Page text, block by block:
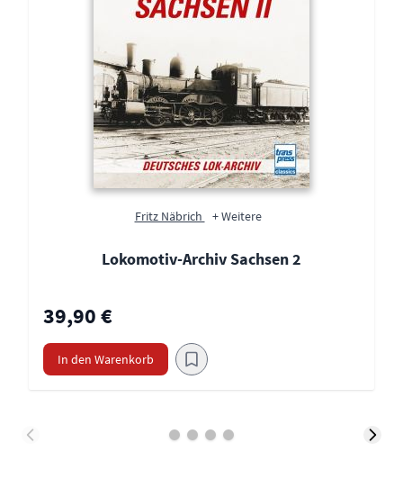
Fritz Näbrich + Weitere
Lokomotiv-Archiv Sachsen 2
39,90 €
In den Warenkorb